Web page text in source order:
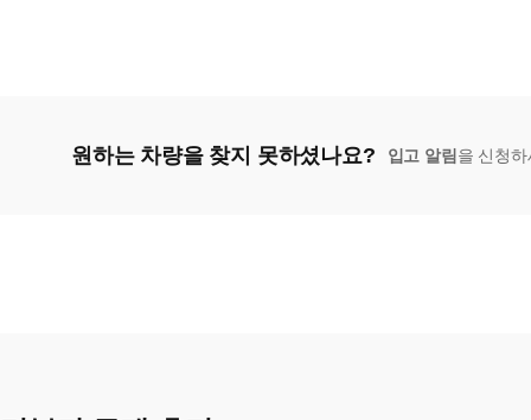
원하는 차량을 찾지 못하셨나요? 입고 알림 을 신청